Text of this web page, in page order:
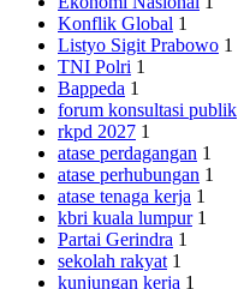
Konflik Global 1
Listyo Sigit Prabowo 1
TNI Polri 1
Bappeda 1
forum konsultasi publik
rkpd 2027 1
atase perdagangan 1
atase perhubungan 1
atase tenaga kerja 1
kbri kuala lumpur 1
Partai Gerindra 1
sekolah rakyat 1
kunjungan kerja 1